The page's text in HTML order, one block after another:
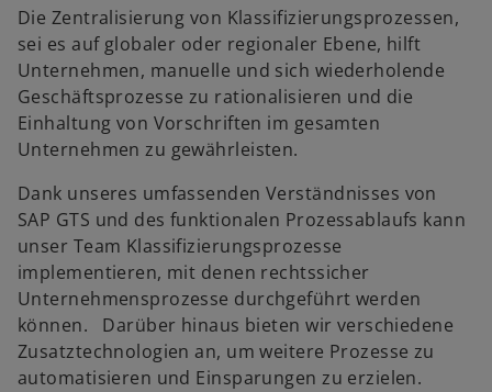
Die Zentralisierung von Klassifizierungsprozessen,
sei es auf globaler oder regionaler Ebene, hilft
Unternehmen, manuelle und sich wiederholende
Geschäftsprozesse zu rationalisieren und die
Einhaltung von Vorschriften im gesamten
Unternehmen zu gewährleisten.
Dank unseres umfassenden Verständnisses von
SAP GTS und des funktionalen Prozessablaufs kann
unser Team Klassifizierungsprozesse
implementieren, mit denen rechtssicher
Unternehmensprozesse durchgeführt werden
können. Darüber hinaus bieten wir verschiedene
Zusatztechnologien an, um weitere Prozesse zu
automatisieren und Einsparungen zu erzielen.
w
e
u